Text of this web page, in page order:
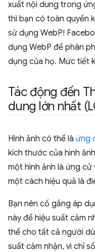
xuất nội dung trong
thì bạn có toàn quyền
sử dụng WebP!
dụng WebP để phân
dụng của họ. Mức tiết
Tác động đến
dung lớn nhất
Hình ảnh có thể là ứng
kích thước của hình
một hình ảnh là ứng cử
một cách hiệu quả là
Bạn nên cố gắng áp
này để hiệu suất cảm
thể cho tất cả người
suất cảm nhận, vì chỉ